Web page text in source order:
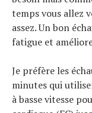
temps vous allez
assez. Un bon
fatigue et
Je préfère les
minutes qui
à basse vitesse